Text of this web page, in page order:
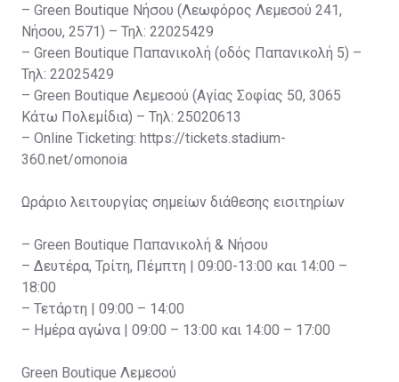
– Green Boutique Νήσου (Λεωφόρος Λεμεσού 241,
Νήσου, 2571) – Τηλ: 22025429
– Green Boutique Παπανικολή (οδός Παπανικολή 5) –
Τηλ: 22025429
– Green Boutique Λεμεσού (Αγίας Σοφίας 50, 3065
Κάτω Πολεμίδια) – Τηλ: 25020613
– Online Ticketing: https://tickets.stadium-
360.net/omonoia
Ωράριο λειτουργίας σημείων διάθεσης εισιτηρίων
– Green Boutique Παπανικολή & Νήσου
– Δευτέρα, Τρίτη, Πέμπτη | 09:00-13:00 και 14:00 –
18:00
– Τετάρτη | 09:00 – 14:00
– Ημέρα αγώνα | 09:00 – 13:00 και 14:00 – 17:00
Green Boutique Λεμεσού